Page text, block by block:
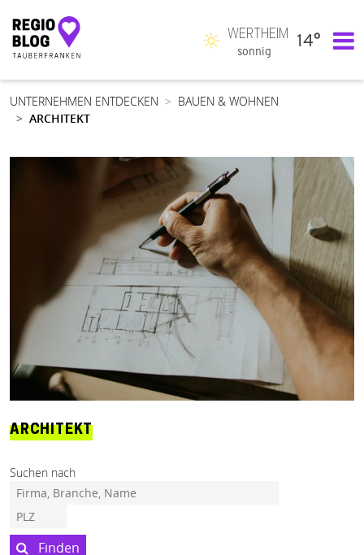
Hauptnavigation
WERTHEIM
sonnig
14°
UNTERNEHMEN ENTDECKEN
BAUEN & WOHNEN
ARCHITEKT
ARCHITEKT
Suchen nach
Finden